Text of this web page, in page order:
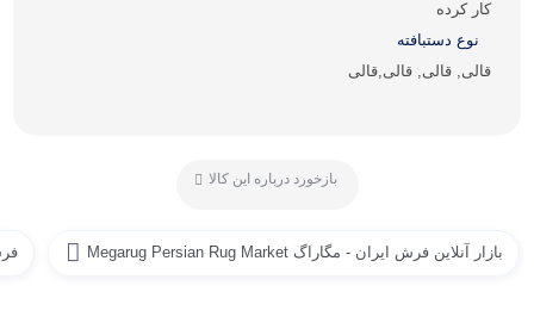
کار کرده
نوع دستبافته
قالی, قالی, قالی,قالی
بازخورد درباره این کالا
بازار آنلاین فرش ایران - مگاراگ Megarug Persian Rug Market